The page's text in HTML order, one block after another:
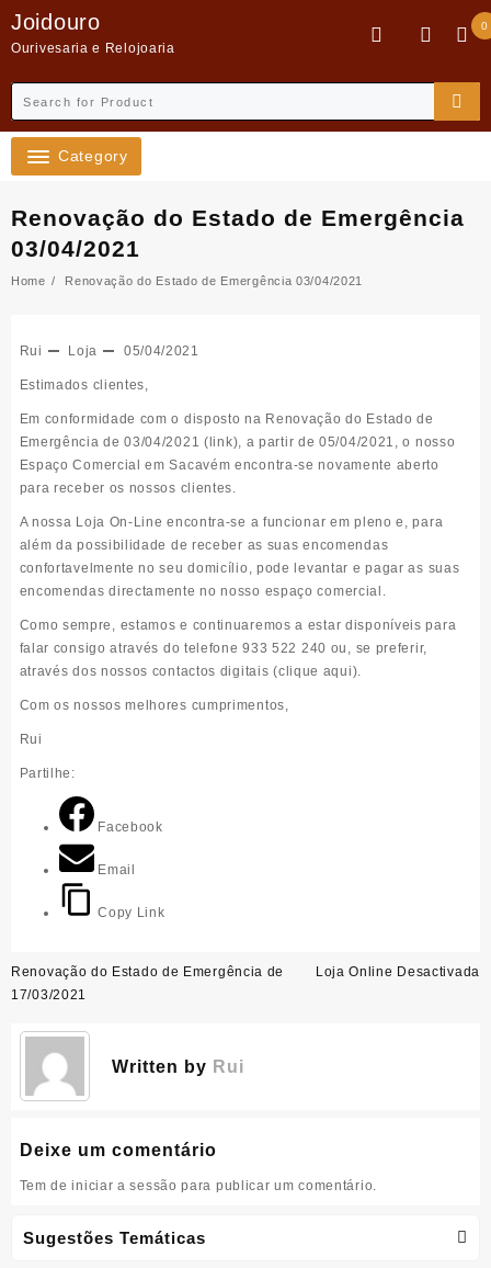
content
Joidouro
Ourivesaria e Relojoaria
0
Category
Sugestões Temáticas
Renovação do Estado de Emergência
03/04/2021
Home Renovação do Estado de Emergência 03/04/2021
Rui Loja 05/04/2021
Estimados clientes,
Em conformidade com o disposto na Renovação do Estado de
Emergência de 03/04/2021 (link), a partir de 05/04/2021, o nosso
Espaço Comercial em Sacavém encontra-se novamente aberto
para receber os nossos clientes.
A nossa Loja On-Line encontra-se a funcionar em pleno e, para
além da possibilidade de receber as suas encomendas
confortavelmente no seu domicílio, pode levantar e pagar as suas
encomendas directamente no nosso espaço comercial.
Como sempre, estamos e continuaremos a estar disponíveis para
falar consigo através do telefone 933 522 240 ou, se preferir,
através dos nossos contactos digitais (clique aqui).
Com os nossos melhores cumprimentos,
Rui
Partilhe:
Facebook
Email
Copy Link
Navegação
de
Renovação do Estado de Emergência de
17/03/2021
Loja Online Desactivada
Written by Rui
Deixe um comentário
Tem deiniciar a sessão para publicar um comentário.